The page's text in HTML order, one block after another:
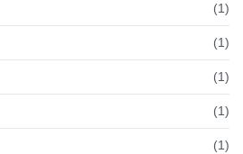
(1)
(1)
(1)
(1)
(1)